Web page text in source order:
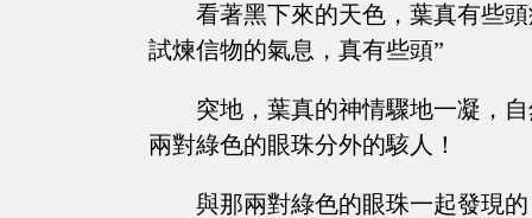
看著黑下來的天色，葉真有些
試煉信物的氣息，真有些頭”
突地，葉真的神情驟地一凝，
兩對綠色的眼珠分外的駭人！
與那兩對綠色的眼珠一起發現